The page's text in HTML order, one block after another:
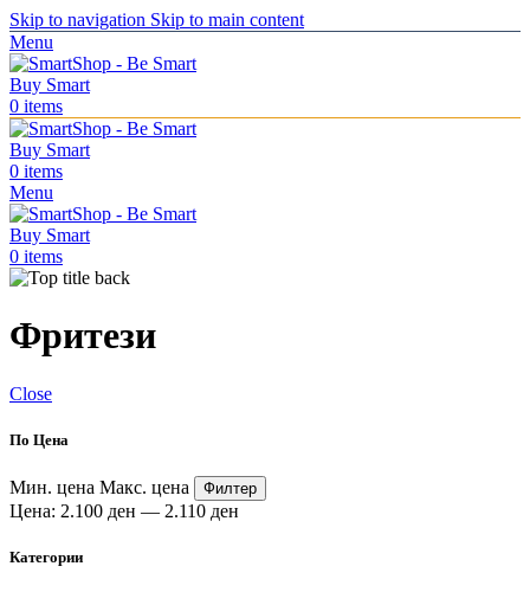
Skip to navigation Skip to main content
Menu
0 items
0 items
Menu
0 items
Фритези
Close
По Цена
Мин. цена Макс. цена Филтер
Цена: 2.100 ден — 2.110 ден
Категории